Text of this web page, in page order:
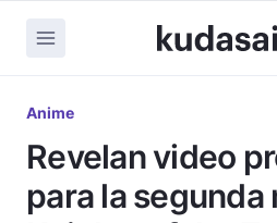
Anime
Revelan video
para la segunda